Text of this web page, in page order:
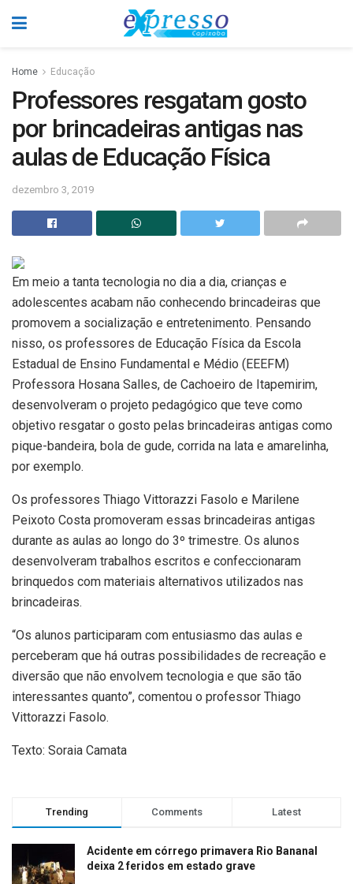
Home Educação
Professores resgatam gosto
por brincadeiras antigas nas
aulas de Educação Física
dezembro 3, 2019
Em meio a tanta tecnologia no dia a dia, crianças e
adolescentes acabam não conhecendo brincadeiras que
promovem a socialização e entretenimento. Pensando
nisso, os professores de Educação Física da Escola
Estadual de Ensino Fundamental e Médio (EEEFM)
Professora Hosana Salles, de Cachoeiro de Itapemirim,
desenvolveram o projeto pedagógico que teve como
objetivo resgatar o gosto pelas brincadeiras antigas como
pique-bandeira, bola de gude, corrida na lata e amarelinha,
por exemplo.
Os professores Thiago Vittorazzi Fasolo e Marilene
Peixoto Costa promoveram essas brincadeiras antigas
durante as aulas ao longo do 3º trimestre. Os alunos
desenvolveram trabalhos escritos e confeccionaram
brinquedos com materiais alternativos utilizados nas
brincadeiras.
“Os alunos participaram com entusiasmo das aulas e
perceberam que há outras possibilidades de recreação e
diversão que não envolvem tecnologia e que são tão
interessantes quanto”, comentou o professor Thiago
Vittorazzi Fasolo.
Texto: Soraia Camata
Trending Comments Latest
Acidente em córrego primavera Rio Bananal
deixa 2 feridos em estado grave